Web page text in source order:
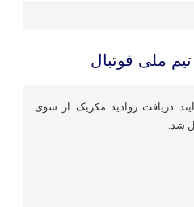
دریافت روادید مکزیک از سوی
شد.